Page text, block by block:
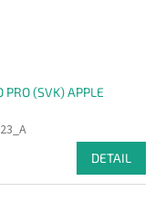
(SVK) APPLE
DETAIL